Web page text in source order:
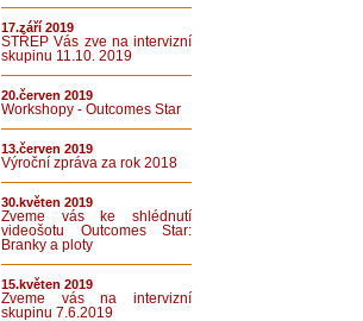
17.září 2019
STŘEP Vás zve na intervizní
skupinu 11.10. 2019
20.červen 2019
Workshopy - Outcomes Star
13.červen 2019
Výroční zpráva za rok 2018
30.květen 2019
Zveme vás ke shlédnutí
videošotu Outcomes Star:
Branky a ploty
15.květen 2019
Zveme vás na intervizní
skupinu 7.6.2019